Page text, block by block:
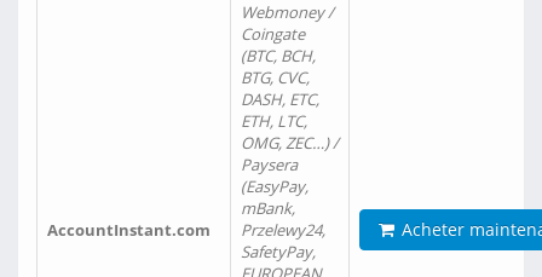
AccountInstant.com
Webmoney /
Coingate
(BTC, BCH,
BTG, CVC,
DASH, ETC,
ETH, LTC,
OMG, ZEC…) /
Paysera
(EasyPay,
mBank,
Przelewy24,
SafetyPay,
Acheter